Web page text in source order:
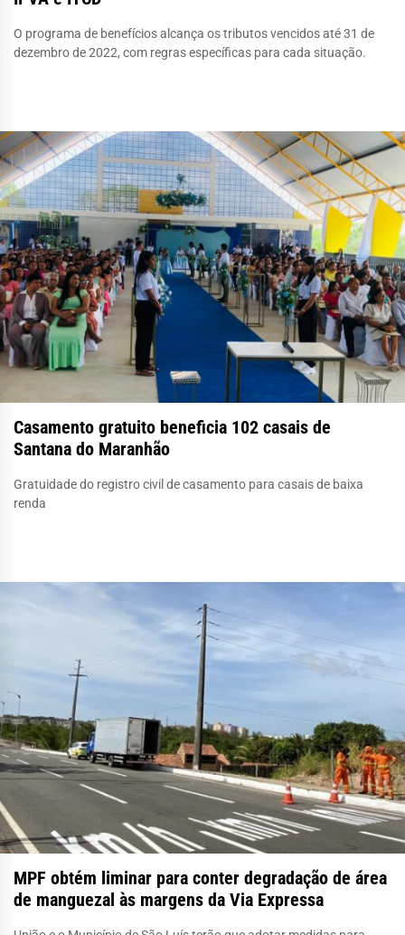
O programa de benefícios alcança os tributos vencidos até 31 de
dezembro de 2022, com regras específicas para cada situação.
Casamento gratuito beneficia 102 casais de
Santana do Maranhão
Gratuidade do registro civil de casamento para casais de baixa
renda
MPF obtém liminar para conter degradação de área
de manguezal às margens da Via Expressa